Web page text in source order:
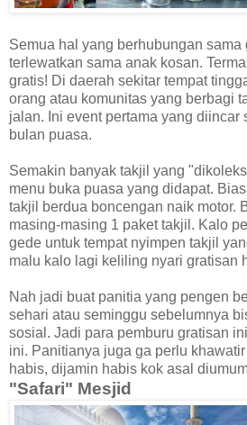
Semua hal yang berhubungan sama
terlewatkan sama anak kosan.
gratis! Di daerah sekitar tempat
orang atau komunitas yang berbagi
jalan. Ini event pertama yang diincar
bulan puasa.
Semakin banyak takjil yang
menu buka puasa yang didapat.
takjil berdua boncengan naik motor.
masing-masing 1 paket takjil. Kalo
gede untuk tempat nyimpen takjil
malu kalo lagi keliling nyari gratisan
Nah jadi buat panitia yang pengen
sehari atau seminggu sebelumnya
sosial. Jadi para pemburu gratisan
ini. Panitianya juga ga perlu
habis, dijamin habis kok asal
"Safari" Mesjid